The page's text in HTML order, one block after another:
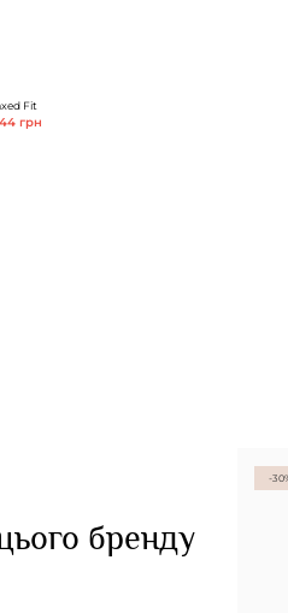
Fit
грн
бренду
-